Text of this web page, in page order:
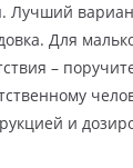
Лучший
Для
–
и